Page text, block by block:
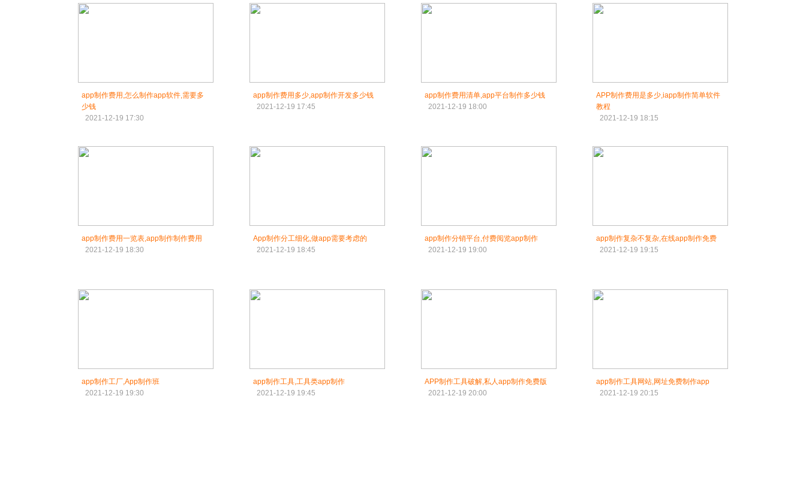
app制作费用,怎么制作app软件,需要多
少钱
2021-12-19 17:30
app制作费用多少,app制作开发多少钱
2021-12-19 17:45
app制作费用清单,app平台制作多少钱
2021-12-19 18:00
APP制作费用是多少,iapp制作简单软件
教程
2021-12-19 18:15
app制作费用一览表,app制作制作费用
2021-12-19 18:30
App制作分工细化,做app需要考虑的
2021-12-19 18:45
app制作分销平台,付费阅览app制作
2021-12-19 19:00
app制作复杂不复杂,在线app制作免费
2021-12-19 19:15
app制作工厂,App制作班
2021-12-19 19:30
app制作工具,工具类app制作
2021-12-19 19:45
APP制作工具破解,私人app制作免费版
2021-12-19 20:00
app制作工具网站,网址免费制作app
2021-12-19 20:15